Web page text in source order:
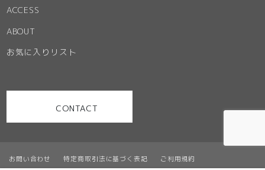
お問い合わせ 特定商取引法に基づく表記 ご利用規約
ACCESS
ABOUT
お気に入りリスト
CONTACT